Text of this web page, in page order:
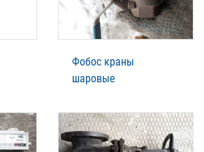
Фобос краны
шаровые